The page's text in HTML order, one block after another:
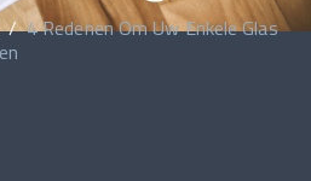
4 Redenen Om Uw Enkele Glas